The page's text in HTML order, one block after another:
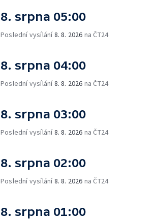
8. srpna 05:00
Poslední vysílání8. 8. 2026 na ČT24
8. srpna 04:00
Poslední vysílání8. 8. 2026 na ČT24
8. srpna 03:00
Poslední vysílání8. 8. 2026 na ČT24
8. srpna 02:00
Poslední vysílání8. 8. 2026 na ČT24
8. srpna 01:00